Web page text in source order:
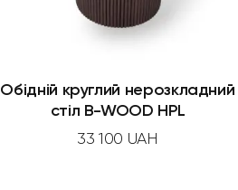
Обідній круглий нерозкладний
стіл B-WOOD HPL
33 100 UAH